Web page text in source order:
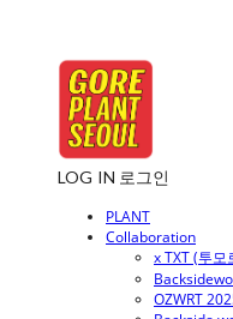
LOG IN 로그인
PLANT
Collaboration
x TXT (투모
OZWRT